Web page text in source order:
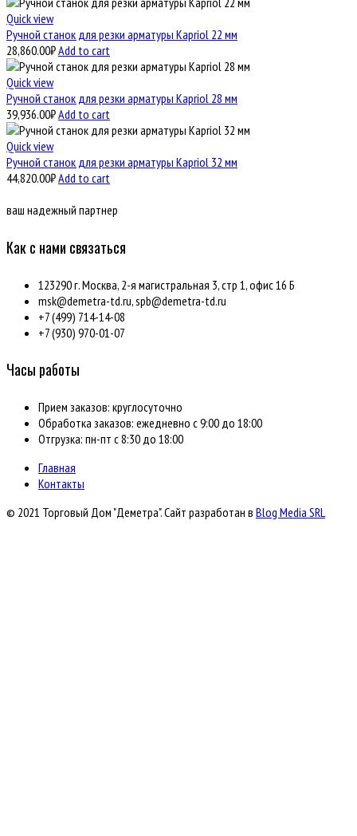
Quick view
Ручной станок для резки арматуры Kapriol 22 мм
28,860.00₽Add to cart
Quick view
Ручной станок для резки арматуры Kapriol 28 мм
39,936.00₽Add to cart
Quick view
Ручной станок для резки арматуры Kapriol 32 мм
44,820.00₽Add to cart
ваш надежный партнер
Как с нами связаться
123290 г. Москва, 2-я магистральная 3, стр 1, офис 16 Б
msk@demetra-td.ru, spb@demetra-td.ru
+7 (499) 714-14-08
+7 (930) 970-01-07
Часы работы
Прием заказов: круглосуточно
Обработка заказов: ежедневно с 9:00 до 18:00
Отгрузка: пн-пт с 8:30 до 18:00
Главная
Контакты
© 2021 Торговый Дом "Деметра". Сайт разработан в Blog Media SRL